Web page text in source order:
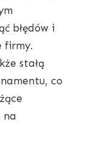
błędów i
firmy.
stałą
co
na